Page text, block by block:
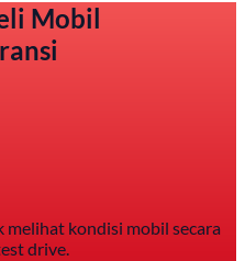
Mobil
kondisi mobil secara
drive.